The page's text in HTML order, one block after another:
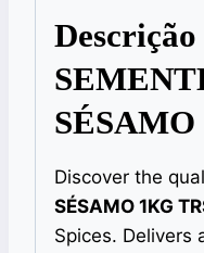
Descrição
Discover the
SÉSAMO 1KG
Spices. Delivers